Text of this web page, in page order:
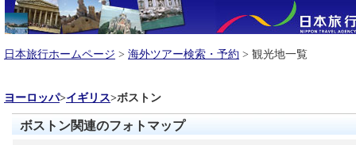
日本旅行ホームページ > 海外ツアー検索・予約 > 観光地一覧
ヨーロッパ>イギリス>ボストン
ボストン関連のフォトマップ